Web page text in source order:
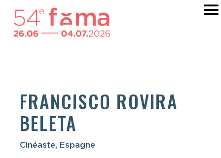
FRANCISCO ROVIRA
BELETA
Cinéaste, Espagne